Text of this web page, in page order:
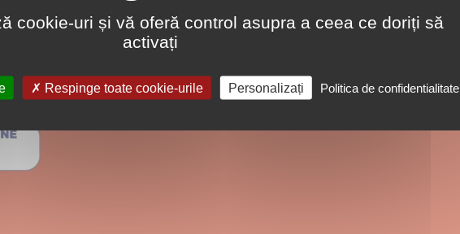
cookie-uri și vă oferă control asupra a ceea ce doriți să
activați
Respinge toate cookie-urile Personalizați Politica de confidentialitate